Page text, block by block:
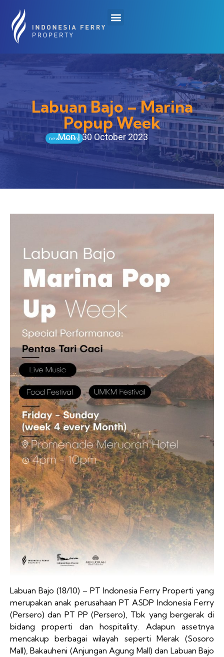
Labuan Bajo – Marina
Popup Week
news-event
Mon | 30 October 2023
Labuan Bajo (18/10) – PT Indonesia Ferry Properti yang
merupakan anak perusahaan PT ASDP Indonesia Ferry
(Persero) dan PT PP (Persero), Tbk yang bergerak di
bidang properti dan hospitality. Adapun assetnya
mencakup berbagai wilayah seperti Merak (Sosoro
Mall), Bakauheni (Anjungan Agung Mall) dan Labuan Bajo